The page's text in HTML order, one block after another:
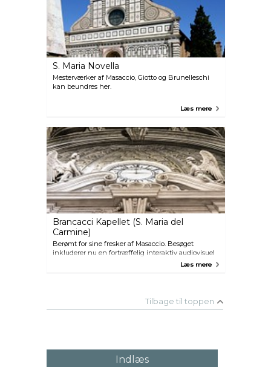
S. Maria Novella
Mesterværker af Masaccio, Giotto og Brunelleschi
kan beundres her.
Læs mere
Brancacci Kapellet (S. Maria del
Carmine)
Berømt for sine fresker af Masaccio. Besøget
inkluderer nu en fortræffelig interaktiv audiovisuel
Læs mere
Tilbage til toppen
Indlæs